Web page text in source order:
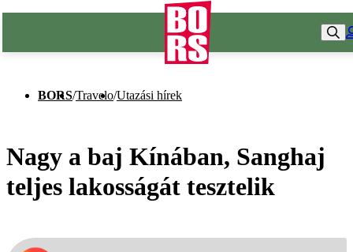
BORS/Travelo/Utazási hírek
Nagy a baj Kínában, Sanghaj
teljes lakosságát tesztelik